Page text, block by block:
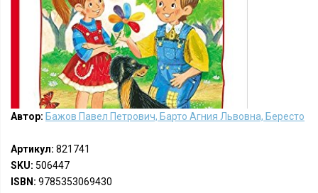
Автор: Бажов Павел Петрович, Барто Агния Львовна, Бересто
Артикул: 821741
SKU: 506447
ISBN: 9785353069430